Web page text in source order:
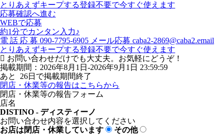
とりあえずキープする登録不要で今すぐ使えます
応募確認へ進む
WEBで応募
約1分でカンタン入力♪
電 話 応 募 090-7795-6905 メール応募 caba2-2869@caba2.email
とりあえずキープする登録不要で今すぐ使えます
お問い合わせだけでも大丈夫。お気軽にどうぞ！
掲載期間：2026年8月1日-2026年9月1日 23:59:59
あと 26日で掲載期間終了
閉店・休業等の報告はこちらから
閉店・休業等の報告フォーム
店名
DISTINO - ディスティーノ
お問い合わせ内容を選択してください
お店は閉店・休業しています
その他